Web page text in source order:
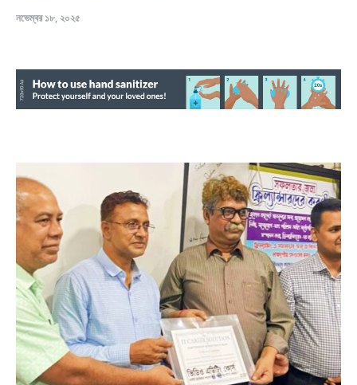
নভেম্বর ১৮, ২০২৫